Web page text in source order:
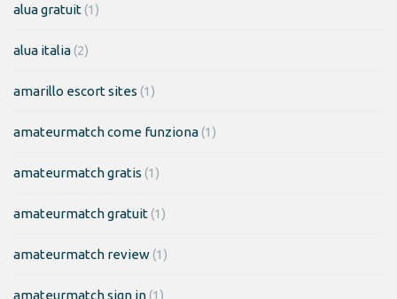
alua gratuit(1)
alua italia(2)
amarillo escort sites (1)
amateurmatch come funziona(1)
amateurmatch gratis (1)
amateurmatch gratuit(1)
amateurmatch review(1)
amateurmatch sign in(1)